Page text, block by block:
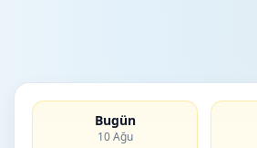
Bugün
10 Ağu